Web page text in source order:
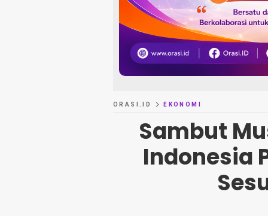
ORASI.ID EKONOMI
Sambut
Indonesia